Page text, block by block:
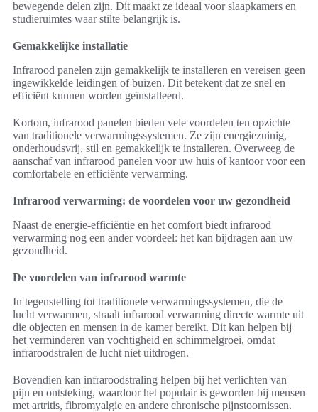
bewegende delen zijn. Dit maakt ze ideaal voor slaapkamers en
studieruimtes waar stilte belangrijk is.
Gemakkelijke installatie
Infrarood panelen zijn gemakkelijk te installeren en vereisen geen
ingewikkelde leidingen of buizen. Dit betekent dat ze snel en
efficiënt kunnen worden geïnstalleerd.
Kortom, infrarood panelen bieden vele voordelen ten opzichte
van traditionele verwarmingssystemen. Ze zijn energiezuinig,
onderhoudsvrij, stil en gemakkelijk te installeren. Overweeg de
aanschaf van infrarood panelen voor uw huis of kantoor voor een
comfortabele en efficiënte verwarming.
Infrarood verwarming: de voordelen voor uw gezondheid
Naast de energie-efficiëntie en het comfort biedt infrarood
verwarming nog een ander voordeel: het kan bijdragen aan uw
gezondheid.
De voordelen van infrarood warmte
In tegenstelling tot traditionele verwarmingssystemen, die de
lucht verwarmen, straalt infrarood verwarming directe warmte uit
die objecten en mensen in de kamer bereikt. Dit kan helpen bij
het verminderen van vochtigheid en schimmelgroei, omdat
infraroodstralen de lucht niet uitdrogen.
Bovendien kan infraroodstraling helpen bij het verlichten van
pijn en ontsteking, waardoor het populair is geworden bij mensen
met artritis, fibromyalgie en andere chronische pijnstoornissen.